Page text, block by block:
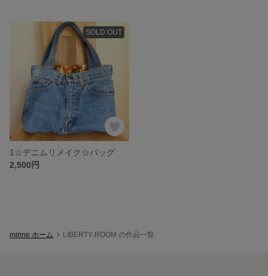
SOLD OUT
1☆デニムリメイク☆バッグ
2,500円
minne ホーム LIBERTY-ROOM の作品一覧